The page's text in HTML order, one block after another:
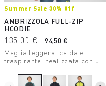
Summer Sale 30% Off
AMBRIZZOLA FULL-ZIP
HOODIE
135,00 €
94,50 €
Maglia leggera, calda e
traspirante, realizzata con un
pensata per le attività